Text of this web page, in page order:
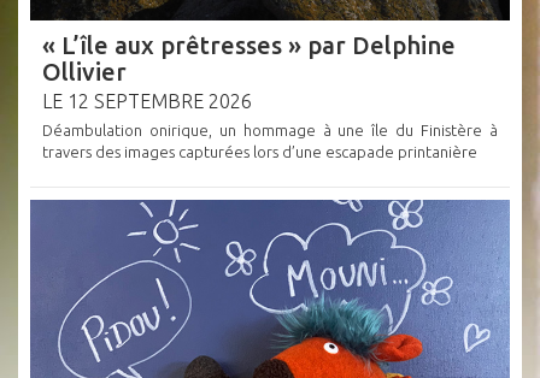
« L’île aux prêtresses » par Delphine
Ollivier
LE 12 SEPTEMBRE 2026
Déambulation onirique, un hommage à une île du Finistère à
travers des images capturées lors d’une escapade printanière